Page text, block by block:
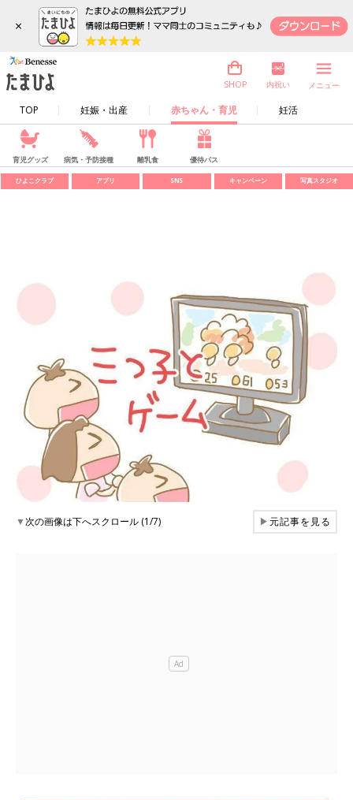
×
TOP 妊娠・出産 赤ちゃん・育児 妊活
SHOP 内祝い メニュー
育児グッズ 病気・予防接種 離乳食 優待パス
ひよこクラブ アプリ SNS キャンペーン 写真スタジオ
▼次の画像は下へスクロール (1/7) ▶元記事を見る